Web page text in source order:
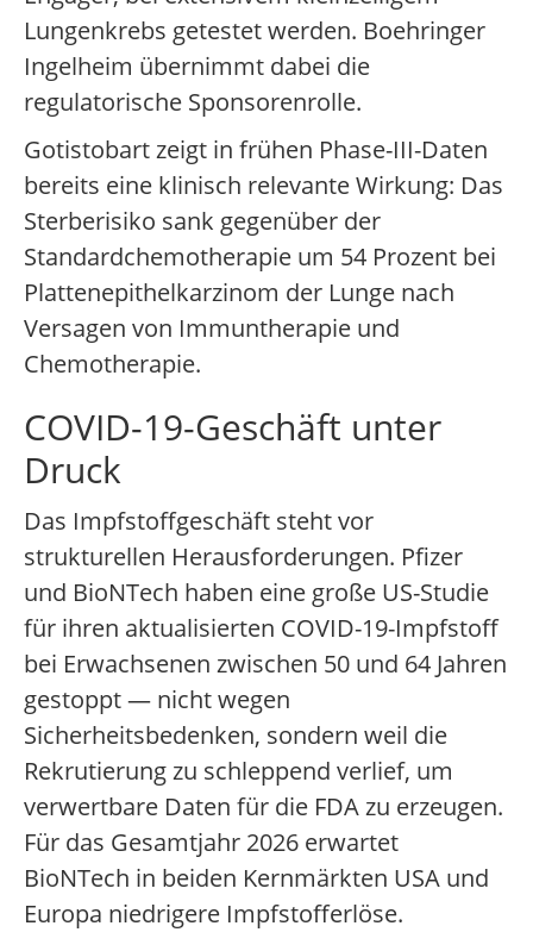
Lungenkrebs getestet werden. Boehringer
Ingelheim übernimmt dabei die
regulatorische Sponsorenrolle.
Gotistobart zeigt in frühen Phase-III-Daten
bereits eine klinisch relevante Wirkung: Das
Sterberisiko sank gegenüber der
Standardchemotherapie um 54 Prozent bei
Plattenepithelkarzinom der Lunge nach
Versagen von Immuntherapie und
Chemotherapie.
COVID-19-Geschäft unter
Druck
Das Impfstoffgeschäft steht vor
strukturellen Herausforderungen. Pfizer
und BioNTech haben eine große US-Studie
für ihren aktualisierten COVID-19-Impfstoff
bei Erwachsenen zwischen 50 und 64 Jahren
gestoppt — nicht wegen
Sicherheitsbedenken, sondern weil die
Rekrutierung zu schleppend verlief, um
verwertbare Daten für die FDA zu erzeugen.
Für das Gesamtjahr 2026 erwartet
BioNTech in beiden Kernmärkten USA und
Europa niedrigere Impfstofferlöse.